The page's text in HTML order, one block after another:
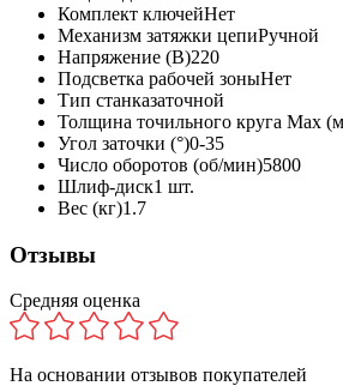
Комплект ключейНет
Механизм затяжки цепиРучной
Напряжение (В)220
Подсветка рабочей зоныНет
Тип станказаточной
Толщина точильного круга Max
Угол заточки (°)0-35
Число оборотов (об/мин)5800
Шлиф-диск1 шт.
Вес (кг)1.7
Отзывы
Средняя оценка
На основании отзывов покупателей